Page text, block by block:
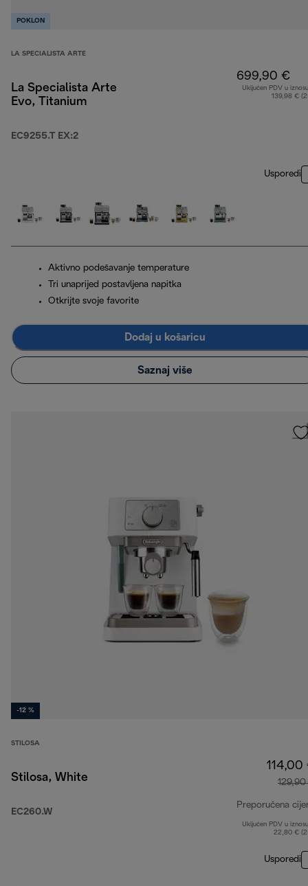
POKLON
LA SPECIALISTA ARTE
La Specialista Arte
Evo, Titanium
EC9255.T EX:2
699,90 €
Uključen PDV u
139,98 €
Usporedi
Aktivno podešavanje temperature
Tri unaprijed postavljena napitka
Otkrijte svoje favorite
Dodaj u košaricu
Saznaj više
-12 %
STILOSA
Stilosa, White
EC260.W
114,00
Preporučena
Uključen PDV u
22,80 €
Usporedi